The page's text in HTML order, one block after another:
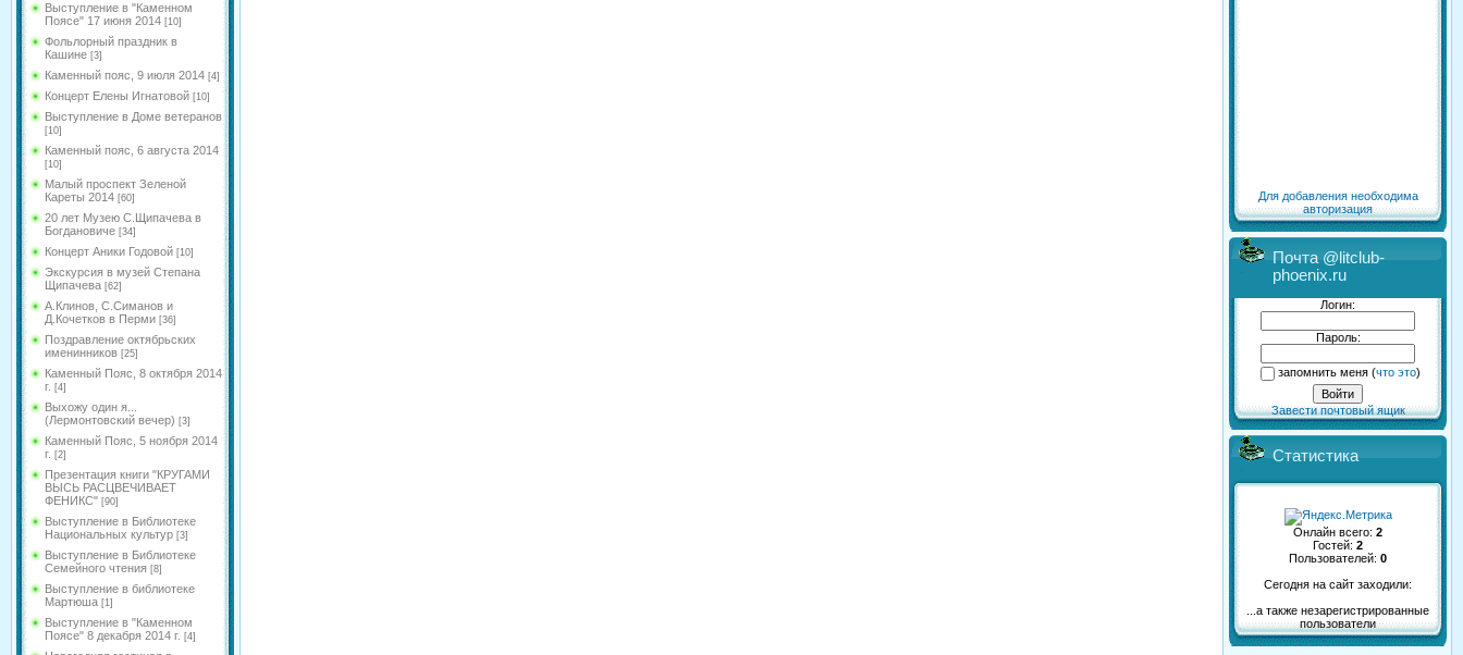
Выступление в "Каменном
Поясе" 17 июня 2014 [10]
Фольлорный праздник в
Кашине [3]
Каменный пояс, 9 июля 2014 [4]
Концерт Елены Игнатовой [10]
Выступление в Доме ветеранов
[10]
Каменный пояс, 6 августа 2014
[10]
Малый проспект Зеленой
Кареты 2014 [60]
20 лет Музею С.Щипачева в
Богдановиче [34]
Концерт Аники Годовой [10]
Экскурсия в музей Степана
Щипачева [62]
А.Клинов, С.Симанов и
Д.Кочетков в Перми [36]
Поздравление октябрьских
именинников [25]
Каменный Пояс, 8 октября 2014
г. [4]
Выхожу один я...
(Лермонтовский вечер) [3]
Каменный Пояс, 5 ноября 2014
г. [2]
Презентация книги "КРУГАМИ
ВЫСЬ РАСЦВЕЧИВАЕТ
ФЕНИКС" [90]
Выступление в Библиотеке
Национальных культур [3]
Выступление в Библиотеке
Семейного чтения [8]
Выступление в библиотеке
Мартюша [1]
Выступление в "Каменном
Поясе" 8 декабря 2014 г. [4]
Для добавления необходима
авторизация
Почта @litclub-
phoenix.ru
Логин:
Пароль:
запомнить меня(что это)
Завести почтовый ящик
Статистика
Онлайн всего: 2
Гостей: 2
Пользователей: 0
Сегодня на сайт заходили:
...а также незарегистрированные
пользователи